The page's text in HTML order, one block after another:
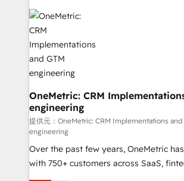
strategies. As the only HubSpot Elite
Iberia (Spain & Portugal), we combine
with intelligent automation to drive
growth. Our multidisciplinary team
that simplify complexity, boost
turn innovation into real impact. 🌍 Highlights •
HubSpot Partner since 2012 • 2022
Award: Best Integration • 150+
projects • Clients in 30+ industries •
technology for integrations •
English, Spanish, Portuguese & Italian 👉 Grow
smarter with AI and HubSpot.
OneMetric: CRM
engineering
提供元：OneMetric: CRM Implementations and
engineering
Over the past few years, OneMetric
with 750+ customers across SaaS,
healthcare, real estate, and other